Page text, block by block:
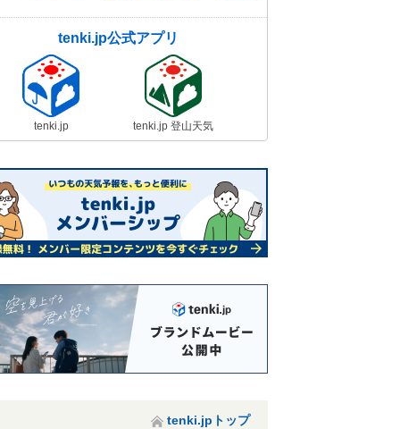
tenki.jp公式アプリ
tenki.jp tenki.jp 登山天気
tenki.jpトップ